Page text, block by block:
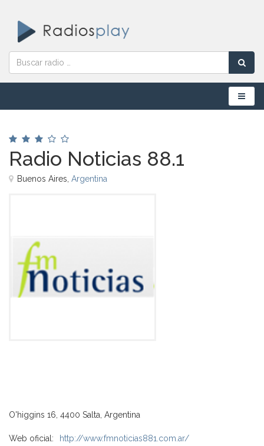
Menú
Radio Noticias 88.1
Buenos Aires, Argentina
O'higgins 16, 4400 Salta, Argentina
Web oficial:
http://www.fmnoticias881.com.ar/